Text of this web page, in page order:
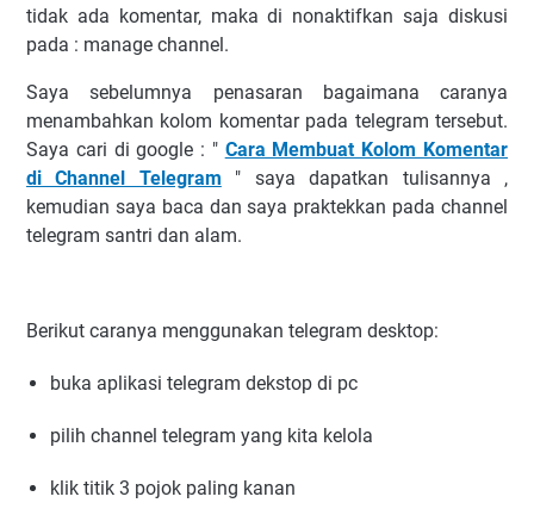
tidak ada komentar, maka di nonaktifkan saja diskusi
pada : manage channel.
Saya sebelumnya penasaran bagaimana caranya
menambahkan kolom komentar pada telegram tersebut.
Saya cari di google : " Cara Membuat Kolom Komentar
di Channel Telegram " saya dapatkan tulisannya ,
kemudian saya baca dan saya praktekkan pada channel
telegram santri dan alam.
Berikut caranya menggunakan telegram desktop:
buka aplikasi telegram dekstop di pc
pilih channel telegram yang kita kelola
klik titik 3 pojok paling kanan